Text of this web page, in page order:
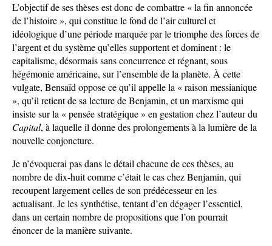
L’objectif de ses thèses est donc de combattre « la fin annoncée
de l’histoire », qui constitue le fond de l’air culturel et
idéologique d’une période marquée par le triomphe des forces de
l’argent et du système qu’elles supportent et dominent : le
capitalisme, désormais sans concurrence et régnant, sous
hégémonie américaine, sur l’ensemble de la planète. À cette
vulgate, Bensaïd oppose ce qu’il appelle la « raison messianique
», qu’il retient de sa lecture de Benjamin, et un marxisme qui
insiste sur la « pensée stratégique » en gestation chez l’auteur du
Capital, à laquelle il donne des prolongements à la lumière de la
nouvelle conjoncture.
Je n’évoquerai pas dans le détail chacune de ces thèses, au
nombre de dix-huit comme c’était le cas chez Benjamin, qui
recoupent largement celles de son prédécesseur en les
actualisant. Je les synthétise, tentant d’en dégager l’essentiel,
dans un certain nombre de propositions que l’on pourrait
énoncer de la manière suivante.